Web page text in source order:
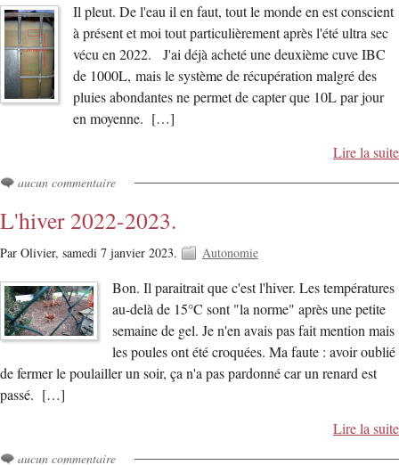
Il pleut. De l'eau il en faut, tout le monde en est conscient
à présent et moi tout particulièrement après l'été ultra sec
vécu en 2022. J'ai déjà acheté une deuxième cuve IBC
de 1000L, mais le système de récupération malgré des
pluies abondantes ne permet de capter que 10L par jour
en moyenne. […]
Lire la suite
aucun commentaire
L'hiver 2022-2023.
Par Olivier, samedi 7 janvier 2023. Autonomie
Bon. Il paraitrait que c'est l'hiver. Les températures
au-delà de 15°C sont "la norme" après une petite
semaine de gel. Je n'en avais pas fait mention mais
les poules ont été croquées. Ma faute : avoir oublié
de fermer le poulailler un soir, ça n'a pas pardonné car un renard est
passé. […]
Lire la suite
aucun commentaire